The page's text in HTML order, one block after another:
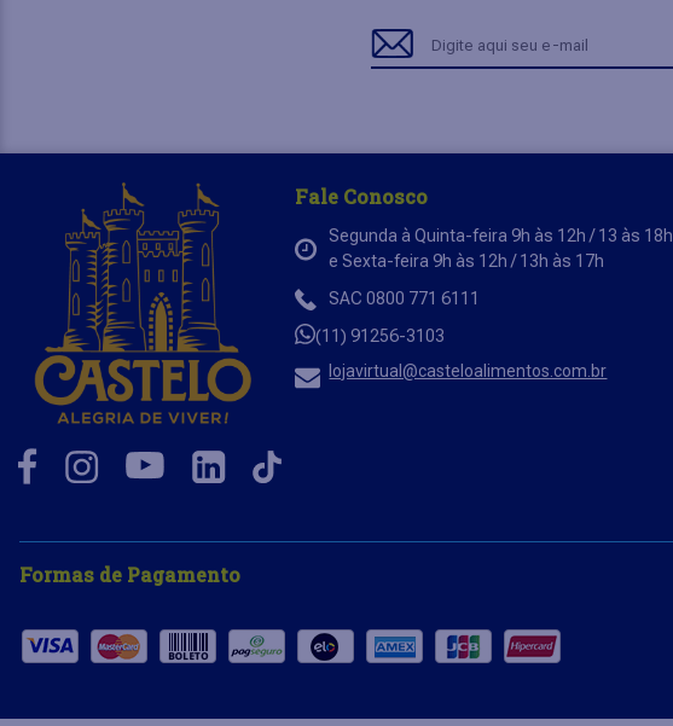
Fale Conosco
Segunda à Quinta-feira 9h às 12h / 13 às 18h
e Sexta-feira 9h às 12h / 13h às 17h
SAC 0800 771 6111
(11) 91256-3103
lojavirtual@casteloalimentos.com.br
Formas de Pagamento